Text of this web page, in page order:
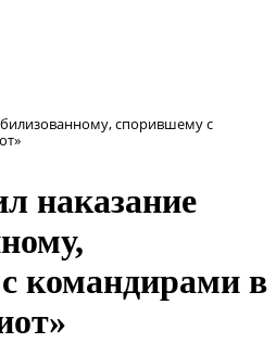
спорившему с
наказание
командирами в